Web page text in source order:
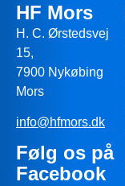
HF Mors
H. C. Ørstedsvej
15,
7900 Nykøbing
Mors
info@hfmors.dk
Følg os på
Facebook